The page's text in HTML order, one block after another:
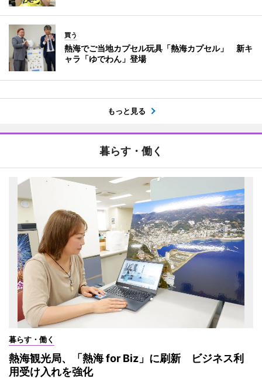
買う
熱海でご当地カプセル玩具「熱海カプセル」 新キ
ャラ「ゆでわん」登場
もっと見る
暮らす・働く
暮らす・働く
熱海観光局、「熱海 for Biz」に刷新 ビジネス利
用受け入れを強化